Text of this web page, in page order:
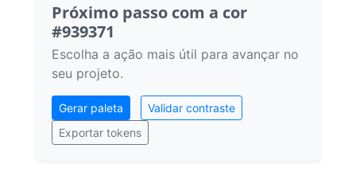
Próximo passo com a cor
#939371
Escolha a ação mais útil para avançar no
seu projeto.
Gerar paleta
Validar contraste
Exportar tokens